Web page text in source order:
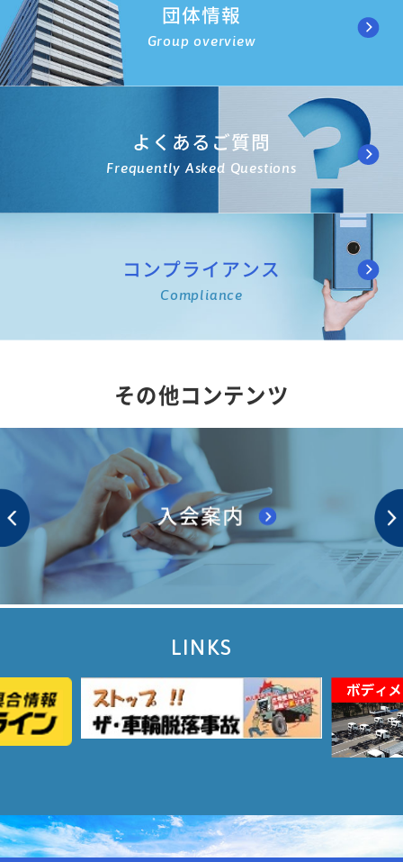
団体情報
Group overview
よくあるご質問
Frequently Asked Questions
コンプライアンス
Compliance
その他コンテンツ
LINKS